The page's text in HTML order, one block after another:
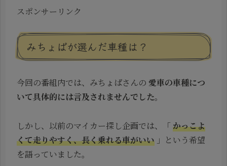
スポンサーリンク
みちょぱが選んだ車種は？
今回の番組内では、みちょぱさんの 愛車の車種につ
いて具体的には言及されませんでした。
しかし、以前のマイカー探し企画では、「 かっこよ
くて走りやすく、長く乗れる車がいい 」という希望
を語っていました。